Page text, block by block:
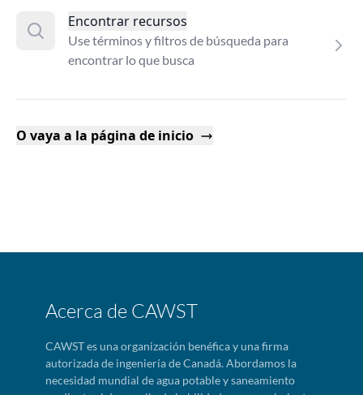
Encontrar recursos
Use términos y filtros de búsqueda para
encontrar lo que busca
O vaya a la página de inicio
Acerca de CAWST
CAWST es una organización benéfica y una firma
autorizada de ingeniería de Canadá. Abordamos la
necesidad mundial de agua potable y saneamiento